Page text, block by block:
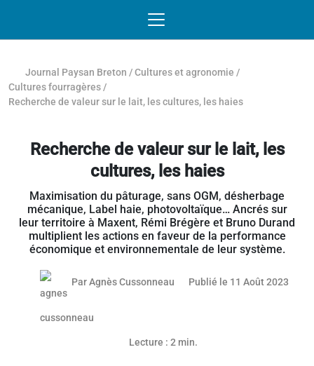
Journal Paysan Breton /Cultures et agronomie /
Cultures fourragères /
Recherche de valeur sur le lait, les cultures, les haies
Recherche de valeur sur le lait, les
cultures, les haies
Maximisation du pâturage, sans OGM, désherbage
mécanique, Label haie, photovoltaïque… Ancrés sur
leur territoire à Maxent, Rémi Brégère et Bruno Durand
multiplient les actions en faveur de la performance
économique et environnementale de leur système.
Article réservé aux abonnés
ParAgnès Cussonneau Publié le 11 Août 202310
Lecture : 2 min.